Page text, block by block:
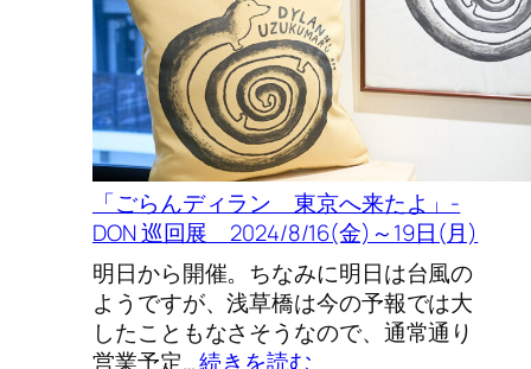
会
彫
刻
家
４
人
展
抽
選
結
果
の
「ごらんディラン 東京へ来たよ」-
DON 巡回展 2024/8/16(金)～19日(月)
明日から開催。ちなみに明日は台風の
ようですが、浅草橋は今の予報では大
したこともなさそうなので、通常通り
営業予定…続きを読む: